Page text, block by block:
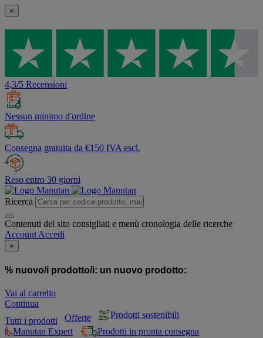
×
4,3/5 Recensioni
Nessun minimo d'ordine
Consegna gratuita da €150 IVA escl.
Reso entro 30 giorni
Ricerca
Contenuti del sito consigliati e menù cronologia delle ricerche
Account Accedi
×
% nuovo/i prodotto/i: un nuovo prodotto:
Vai al carrello
Continua
Tutti i prodotti
Offerte
Prodotti sostenibili
Manutan Expert
Prodotti in pronta consegna